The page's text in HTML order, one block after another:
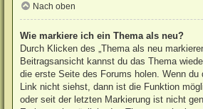
Nach oben
Wie markiere ich ein Thema als neu?
Durch Klicken des „Thema als neu
Beitragsansicht kannst du das Thema
die erste Seite des Forums holen. Wenn du
Link nicht siehst, dann ist die Funktion
oder seit der letzten Markierung ist nicht